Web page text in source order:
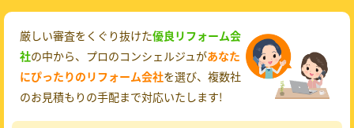
厳しい審査をくぐり抜けた優良リフォーム会
社の中から、プロのコンシェルジュがあなた
にぴったりのリフォーム会社を選び、複数社
のお見積もりの手配まで対応いたします!